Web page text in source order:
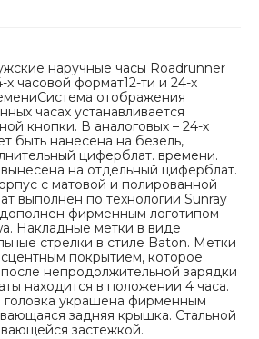
наручные часы Roadrunner
х часовой формат12-ти и 24-х
отображения
часах устанавливается
кнопки. В аналоговых – 24-х
быть нанесена на безель,
циферблат. времени.
на отдельный циферблат.
с матовой и полированной
выполнен по технологии Sunray
фирменным логотипом
Накладные метки в виде
стрелки в стиле Baton. Метки
покрытием, которое
непродолжительной зарядки
находится в положении 4 часа.
головка украшена фирменным
задняя крышка. Стальной
застежкой.